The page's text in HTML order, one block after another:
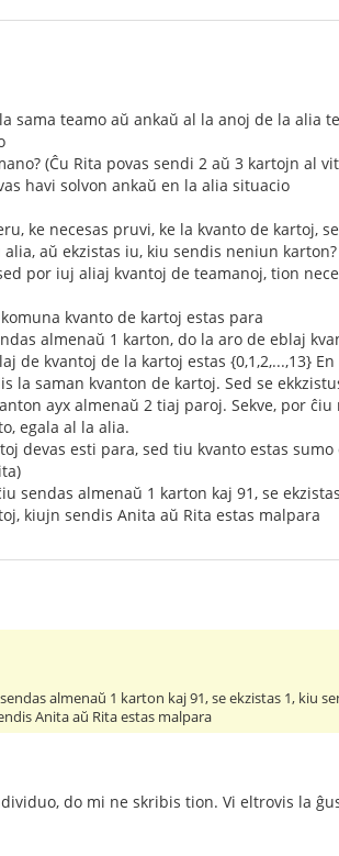
sama teamo aŭ ankaŭ al la anoj de la alia
(Ĉu Rita povas sendi 2 aŭ 3 kartojn al
havi solvon ankaŭ en la alia situacio
ke necesas pruvi, ke la kvanto de kartoj,
aŭ ekzistas iu, kiu sendis neniun karton?
por iuj aliaj kvantoj de teamanoj, tion
kvanto de kartoj estas para
almenaŭ 1 karton, do la aro de eblaj
de kvantoj de la kartoj estas {0,1,2,...,13}
la saman kvanton de kartoj. Sed se
ayx almenaŭ 2 tiaj paroj. Sekve, por
egala al la alia.
devas esti para, sed tiu kvanto estas
sendas almenaŭ 1 karton kaj 91, se
kiujn sendis Anita aŭ Rita estas malpara
almenaŭ 1 karton kaj 91, se ekzistas 1, kiu
Anita aŭ Rita estas malpara
do mi ne skribis tion. Vi eltrovis la